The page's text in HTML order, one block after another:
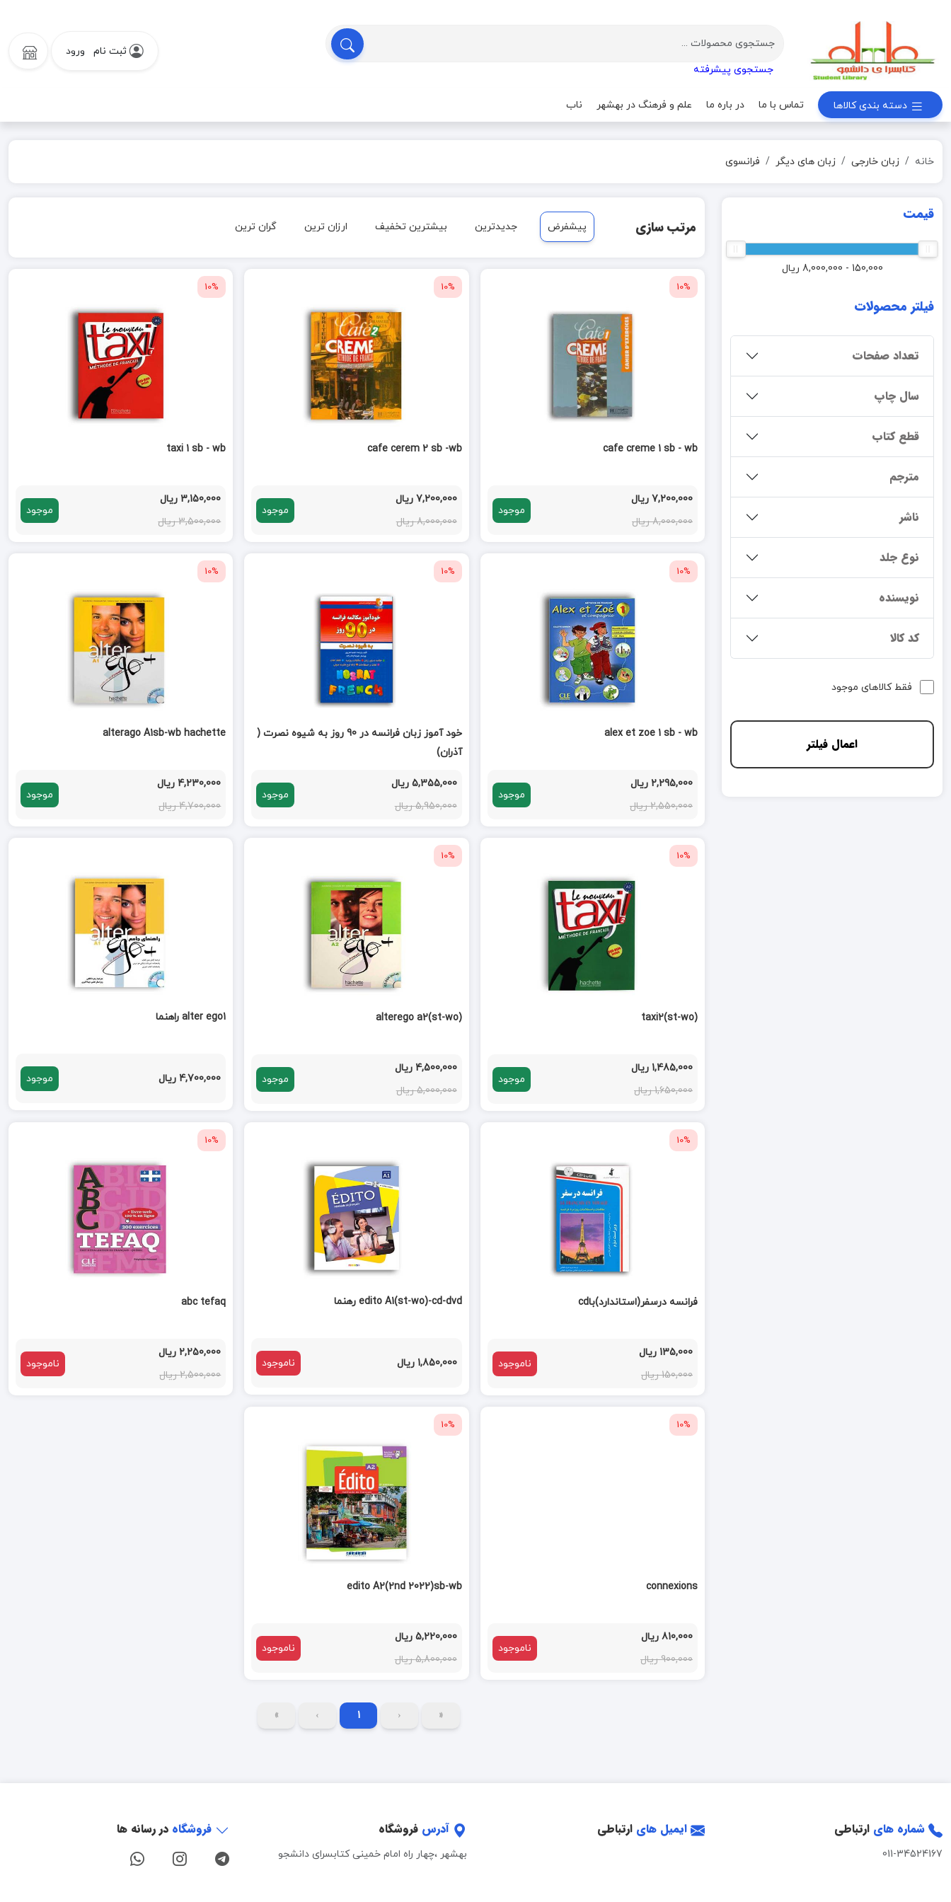
جستجوی پیشرفته
ثبت نام ورود
دسته بندی کالاها تماس با ما در باره ما علم و فرهنگ در بهشهر ناب
خانه زبان خارجی زبان های دیگر فرانسوی
قیمت
150,000 - 8,000,000 ریال
فیلتر محصولات
تعداد صفحات
سال چاپ
قطع کتاب
مترجم
ناشر
نوع جلد
نویسنده
کد کالا
فقط کالاهای موجود
اعمال فیلتر
مرتب سازی پیشفرض جدیدترین بیشترین تخفیف ارزان ترین گران ترین
10%
cafe creme 1 sb - wb
7,200,000 ریال
8,000,000 ریال
موجود
10%
cafe cerem 2 sb -wb
7,200,000 ریال
8,000,000 ریال
موجود
10%
taxi 1 sb - wb
3,150,000 ریال
3,500,000 ریال
موجود
10%
alex et zoe 1 sb - wb
2,295,000 ریال
2,550,000 ریال
موجود
10%
خود آموز زبان فرانسه در 90 روز به شیوه نصرت (
آذران)
5,355,000 ریال
5,950,000 ریال
موجود
10%
alterago A1sb-wb hachette
4,230,000 ریال
4,700,000 ریال
موجود
10%
taxi2(st-wo)
1,485,000 ریال
1,650,000 ریال
موجود
10%
alterego a2(st-wo)
4,500,000 ریال
5,000,000 ریال
موجود
alter ego1 راهنما
4,700,000 ریال موجود
10%
فرانسه درسفر(استاندارد)باcd
135,000 ریال
150,000 ریال
ناموجود
edito A1(st-wo)-cd-dvd رهنما
1,850,000 ریال ناموجود
10%
abc tefaq
2,250,000 ریال
2,500,000 ریال
ناموجود
10%
connexions
810,000 ریال
900,000 ریال
ناموجود
10%
edito A2(2nd 2022)sb-wb
5,220,000 ریال
5,800,000 ریال
ناموجود
«
‹
1
›
»
شماره های ارتباطی
011-34524167
ایمیل های ارتباطی آدرس فروشگاه
بهشهر ،چهار راه امام خمینی کتابسرای دانشجو
فروشگاه در رسانه ها